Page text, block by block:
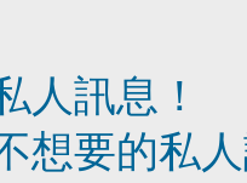
人訊息！
想要的私